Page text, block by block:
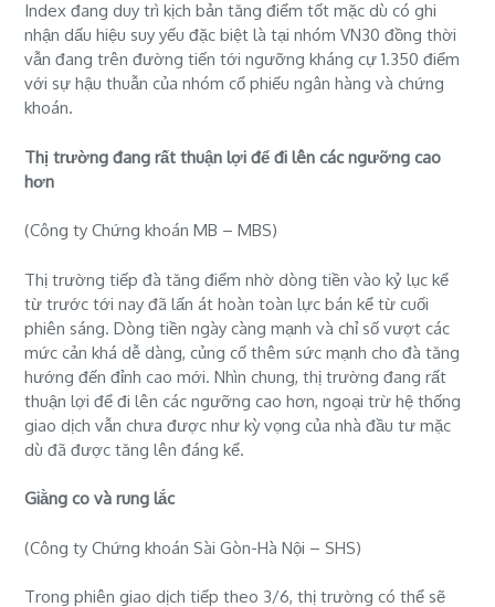
Index đang duy trì kịch bản tăng điểm tốt mặc dù có ghi
nhận dấu hiệu suy yếu đặc biệt là tại nhóm VN30 đồng thời
vẫn đang trên đường tiến tới ngưỡng kháng cự 1.350 điểm
với sự hậu thuẫn của nhóm cổ phiếu ngân hàng và chứng
khoán.
Thị trường đang rất thuận lợi để đi lên các ngưỡng cao
hơn
(Công ty Chứng khoán MB – MBS)
Thị trường tiếp đà tăng điểm nhờ dòng tiền vào kỷ lục kể
từ trước tới nay đã lấn át hoàn toàn lực bán kể từ cuối
phiên sáng. Dòng tiền ngày càng mạnh và chỉ số vượt các
mức cản khá dễ dàng, củng cố thêm sức mạnh cho đà tăng
hướng đến đỉnh cao mới. Nhìn chung, thị trường đang rất
thuận lợi để đi lên các ngưỡng cao hơn, ngoại trừ hệ thống
giao dịch vẫn chưa được như kỳ vọng của nhà đầu tư mặc
dù đã được tăng lên đáng kể.
Giằng co và rung lắc
(Công ty Chứng khoán Sài Gòn-Hà Nội – SHS)
Trong phiên giao dịch tiếp theo 3/6, thị trường có thể sẽ